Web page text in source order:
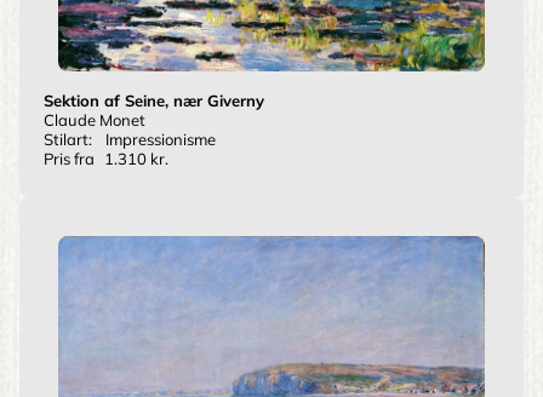
Sektion af Seine, nær Giverny
Claude Monet
Stilart:
Impressionisme
Pris fra
1.310 kr.